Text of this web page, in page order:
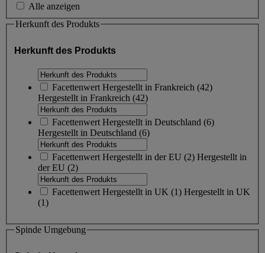
Alle anzeigen
Herkunft des Produkts
Herkunft des Produkts
Facettenwert Hergestellt in Frankreich (42)
Hergestellt in Frankreich (42)
Facettenwert Hergestellt in Deutschland (6)
Hergestellt in Deutschland (6)
Facettenwert Hergestellt in der EU (2) Hergestellt in
der EU (2)
Facettenwert Hergestellt in UK (1) Hergestellt in UK
(1)
Spinde Umgebung